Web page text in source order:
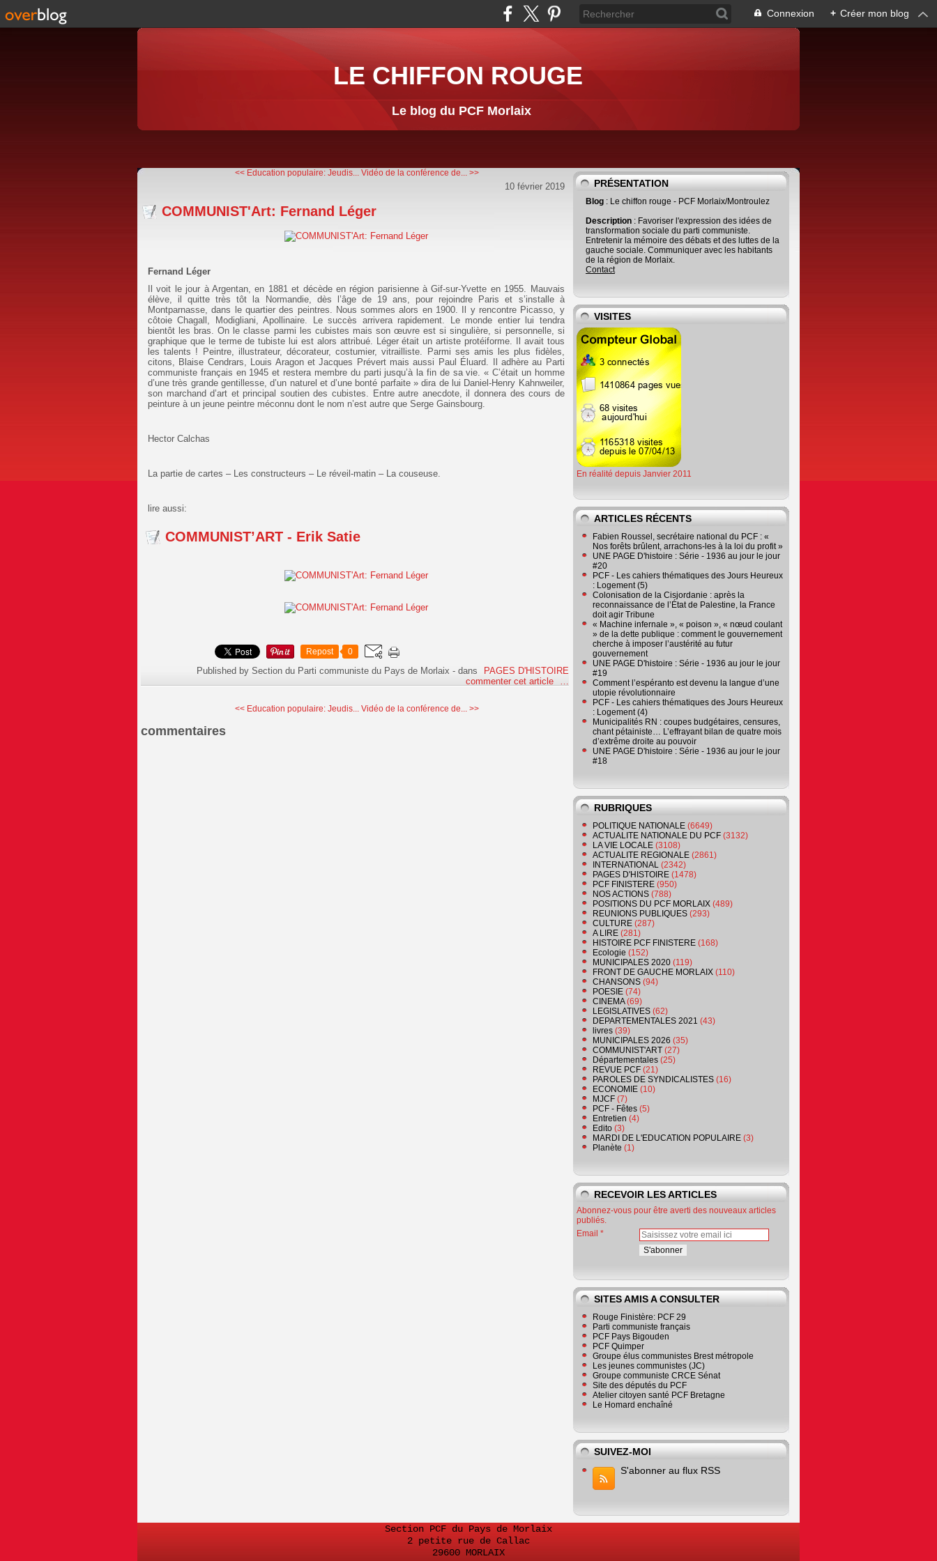
Connexion + Créer mon blog
LE CHIFFON ROUGE
Le blog du PCF Morlaix
<< Education populaire: Jeudis... Vidéo de la conférence de... >>
10 février 2019
COMMUNIST'Art: Fernand Léger
Fernand Léger
Il voit le jour à Argentan, en 1881 et décède en région parisienne à Gif-sur-Yvette en 1955. Mauvais
élève, il quitte très tôt la Normandie, dès l’âge de 19 ans, pour rejoindre Paris et s’installe à
Montparnasse, dans le quartier des peintres. Nous sommes alors en 1900. Il y rencontre Picasso, y
côtoie Chagall, Modigliani, Apollinaire. Le succès arrivera rapidement. Le monde entier lui tendra
bientôt les bras. On le classe parmi les cubistes mais son œuvre est si singulière, si personnelle, si
graphique que le terme de tubiste lui est alors attribué. Léger était un artiste protéiforme. Il avait tous
les talents ! Peintre, illustrateur, décorateur, costumier, vitrailliste. Parmi ses amis les plus fidèles,
citons, Blaise Cendrars, Louis Aragon et Jacques Prévert mais aussi Paul Éluard. Il adhère au Parti
communiste français en 1945 et restera membre du parti jusqu’à la fin de sa vie. « C’était un homme
d’une très grande gentillesse, d’un naturel et d’une bonté parfaite » dira de lui Daniel-Henry Kahnweiler,
son marchand d’art et principal soutien des cubistes. Entre autre anecdote, il donnera des cours de
peinture à un jeune peintre méconnu dont le nom n’est autre que Serge Gainsbourg.
Hector Calchas
La partie de cartes – Les constructeurs – Le réveil-matin – La couseuse.
lire aussi:
COMMUNIST’ART - Erik Satie
Repost 0
Published by Section du Parti communiste du Pays de Morlaix -dans
PAGES D'HISTOIRE
commenter cet article
…
<< Education populaire: Jeudis... Vidéo de la conférence de... >>
commentaires
PRÉSENTATION
Blog : Le chiffon rouge - PCF Morlaix/Montroulez
Description : Favoriser l'expression des idées de
transformation sociale du parti communiste.
Entretenir la mémoire des débats et des luttes de la
gauche sociale. Communiquer avec les habitants
de la région de Morlaix.
Contact
VISITES
En réalité depuis Janvier 2011
ARTICLES RÉCENTS
Fabien Roussel, secrétaire national du PCF : «
Nos forêts brûlent, arrachons-les à la loi du profit »
UNE PAGE D'histoire : Série - 1936 au jour le jour
#20
PCF - Les cahiers thématiques des Jours Heureux
: Logement (5)
Colonisation de la Cisjordanie : après la
reconnaissance de l’État de Palestine, la France
doit agir Tribune
« Machine infernale », « poison », « nœud coulant
» de la dette publique : comment le gouvernement
cherche à imposer l’austérité au futur
gouvernement
UNE PAGE D'histoire : Série - 1936 au jour le jour
#19
Comment l’espéranto est devenu la langue d’une
utopie révolutionnaire
PCF - Les cahiers thématiques des Jours Heureux
: Logement (4)
Municipalités RN : coupes budgétaires, censures,
chant pétainiste… L’effrayant bilan de quatre mois
d’extrême droite au pouvoir
UNE PAGE D'histoire : Série - 1936 au jour le jour
#18
RUBRIQUES
POLITIQUE NATIONALE (6649)
ACTUALITE NATIONALE DU PCF (3132)
LA VIE LOCALE (3108)
ACTUALITE REGIONALE (2861)
INTERNATIONAL (2342)
PAGES D'HISTOIRE (1478)
PCF FINISTERE (950)
NOS ACTIONS (788)
POSITIONS DU PCF MORLAIX (489)
REUNIONS PUBLIQUES (293)
CULTURE (287)
A LIRE (281)
HISTOIRE PCF FINISTERE (168)
Ecologie (152)
MUNICIPALES 2020 (119)
FRONT DE GAUCHE MORLAIX (110)
CHANSONS (94)
POESIE (74)
CINEMA(69)
LEGISLATIVES (62)
DEPARTEMENTALES 2021 (43)
livres (39)
MUNICIPALES 2026 (35)
COMMUNIST'ART (27)
Départementales (25)
REVUE PCF (21)
PAROLES DE SYNDICALISTES (16)
ECONOMIE (10)
MJCF (7)
PCF - Fêtes (5)
Entretien (4)
Edito (3)
MARDI DE L'EDUCATION POPULAIRE (3)
Planète (1)
RECEVOIR LES ARTICLES
Abonnez-vous pour être averti des nouveaux articles
publiés.
Email
SITES AMIS A CONSULTER
Rouge Finistère: PCF 29
Parti communiste français
PCF Pays Bigouden
PCF Quimper
Groupe élus communistes Brest métropole
Les jeunes communistes (JC)
Groupe communiste CRCE Sénat
Site des députés du PCF
Atelier citoyen santé PCF Bretagne
Le Homard enchaîné
SUIVEZ-MOI
S'abonner au flux RSS
Section PCF du Pays de Morlaix
2 petite rue de Callac
29600 MORLAIX